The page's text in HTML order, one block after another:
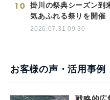
10
掛川の祭典シーズン到
気あふれる祭りを開催
2026.07.31 09:30
お客様の声・活用事例